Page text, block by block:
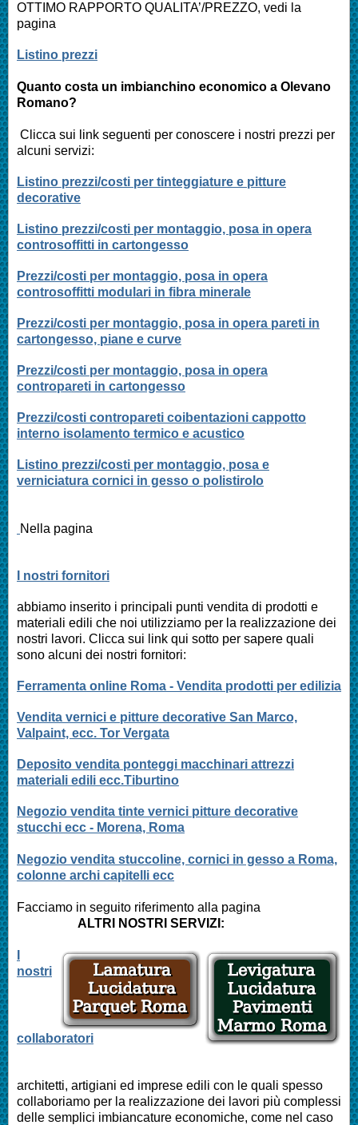
OTTIMO RAPPORTO QUALITA’/PREZZO, vedi la
pagina
Listino prezzi
Quanto costa un imbianchino economico a Olevano
Romano?
Clicca sui link seguenti per conoscere i nostri prezzi per
alcuni servizi:
Listino prezzi/costi per tinteggiature e pitture
decorative
Listino prezzi/costi per montaggio, posa in opera
controsoffitti in cartongesso
Prezzi/costi per montaggio, posa in opera
controsoffitti modulari in fibra minerale
Prezzi/costi per montaggio, posa in opera pareti in
cartongesso, piane e curve
Prezzi/costi per montaggio, posa in opera
contropareti in cartongesso
Prezzi/costi contropareti coibentazioni cappotto
interno isolamento termico e acustico
Listino prezzi/costi per montaggio, posa e
verniciatura cornici in gesso o polistirolo
Nella pagina
I nostri fornitori
abbiamo inserito i principali punti vendita di prodotti e
materiali edili che noi utilizziamo per la realizzazione dei
nostri lavori. Clicca sui link qui sotto per sapere quali
sono alcuni dei nostri fornitori:
Ferramenta online Roma - Vendita prodotti per edilizia
Vendita vernici e pitture decorative San Marco,
Valpaint, ecc. Tor Vergata
Deposito vendita ponteggi macchinari attrezzi
materiali edili ecc.Tiburtino
Negozio vendita tinte vernici pitture decorative
stucchi ecc - Morena, Roma
Negozio vendita stuccoline, cornici in gesso a Roma,
colonne archi capitelli ecc
Facciamo in seguito riferimento alla pagina
ALTRI NOSTRI SERVIZI:
nostri
collaboratori
architetti, artigiani ed imprese edili con le quali spesso
collaboriamo per la realizzazione dei lavori più complessi
delle semplici imbiancature economiche, come nel caso